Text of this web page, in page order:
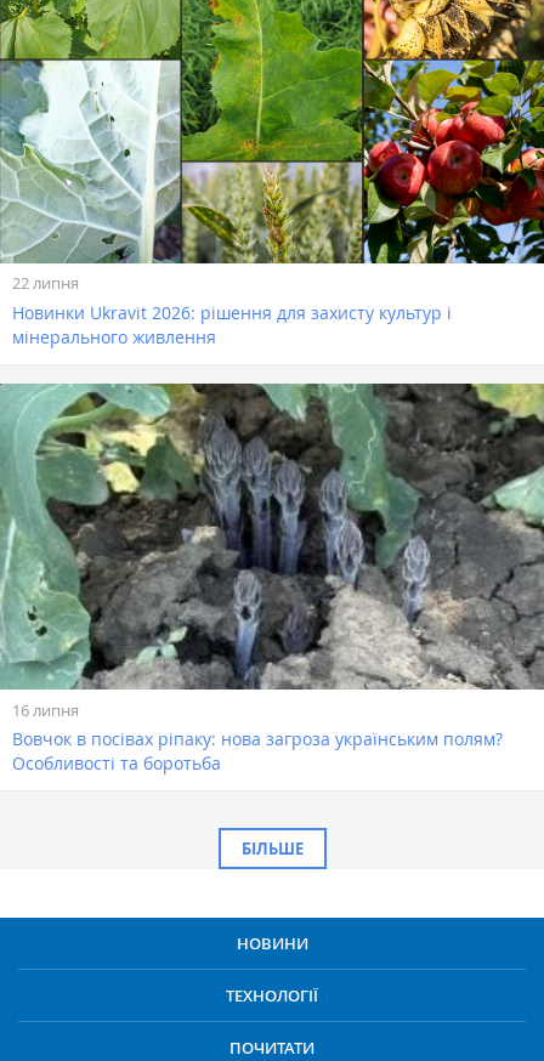
22 липня
Новинки Ukravit 2026: рішення для захисту культур і
мінерального живлення
16 липня
Вовчок в посівах ріпаку: нова загроза українським полям?
Особливості та боротьба
БІЛЬШЕ
НОВИНИ
ТЕХНОЛОГІЇ
ПОЧИТАТИ